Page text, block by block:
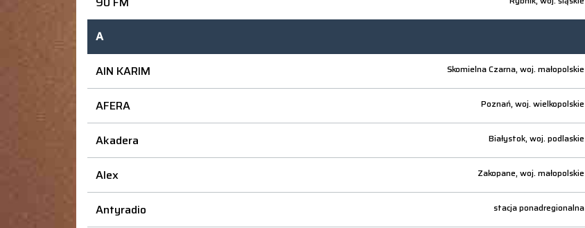
A
AIN KARIM
Skomielna Czarna, woj. małopolskie
AFERA Poznań, woj. wielkopolskie
Akadera Białystok, woj. podlaskie
Alex Zakopane, woj. małopolskie
Antyradio stacja ponadregionalna